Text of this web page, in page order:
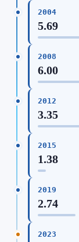
2004
5.69
2008
6.00
2012
3.35
2015
1.38
2019
2.74
2023